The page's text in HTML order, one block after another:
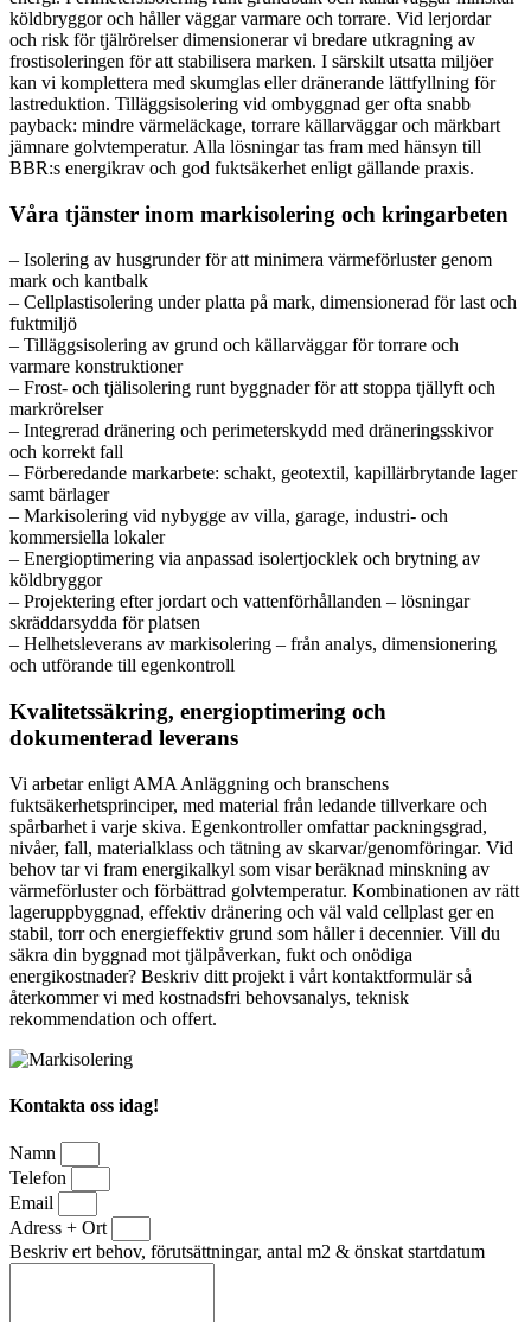
köldbryggor och håller väggar varmare och torrare. Vid lerjordar
och risk för tjälrörelser dimensionerar vi bredare utkragning av
frostisoleringen för att stabilisera marken. I särskilt utsatta miljöer
kan vi komplettera med skumglas eller dränerande lättfyllning för
lastreduktion. Tilläggsisolering vid ombyggnad ger ofta snabb
payback: mindre värmeläckage, torrare källarväggar och märkbart
jämnare golvtemperatur. Alla lösningar tas fram med hänsyn till
BBR:s energikrav och god fuktsäkerhet enligt gällande praxis.
Våra tjänster inom markisolering och kringarbeten
– Isolering av husgrunder för att minimera värmeförluster genom
mark och kantbalk
– Cellplastisolering under platta på mark, dimensionerad för last och
fuktmiljö
– Tilläggsisolering av grund och källarväggar för torrare och
varmare konstruktioner
– Frost- och tjälisolering runt byggnader för att stoppa tjällyft och
markrörelser
– Integrerad dränering och perimeterskydd med dräneringsskivor
och korrekt fall
– Förberedande markarbete: schakt, geotextil, kapillärbrytande lager
samt bärlager
– Markisolering vid nybygge av villa, garage, industri- och
kommersiella lokaler
– Energioptimering via anpassad isolertjocklek och brytning av
köldbryggor
– Projektering efter jordart och vattenförhållanden – lösningar
skräddarsydda för platsen
– Helhetsleverans av markisolering – från analys, dimensionering
och utförande till egenkontroll
Kvalitetssäkring, energioptimering och
dokumenterad leverans
Vi arbetar enligt AMA Anläggning och branschens
fuktsäkerhetsprinciper, med material från ledande tillverkare och
spårbarhet i varje skiva. Egenkontroller omfattar packningsgrad,
nivåer, fall, materialklass och tätning av skarvar/genomföringar. Vid
behov tar vi fram energikalkyl som visar beräknad minskning av
värmeförluster och förbättrad golvtemperatur. Kombinationen av rätt
lageruppbyggnad, effektiv dränering och väl vald cellplast ger en
stabil, torr och energieffektiv grund som håller i decennier. Vill du
säkra din byggnad mot tjälpåverkan, fukt och onödiga
energikostnader? Beskriv ditt projekt i vårt kontaktformulär så
återkommer vi med kostnadsfri behovsanalys, teknisk
rekommendation och offert.
Kontakta oss idag!
Namn
Telefon
Email
Adress + Ort
Beskriv ert behov, förutsättningar, antal m2 & önskat startdatum